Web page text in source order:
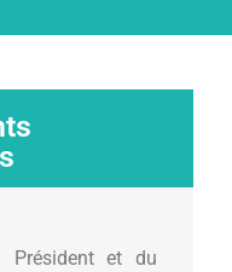
Président et du